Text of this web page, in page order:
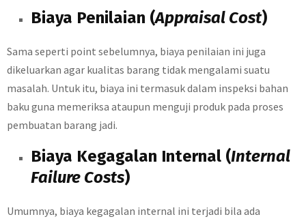
Biaya Penilaian (Appraisal Cost)
Sama seperti point sebelumnya, biaya penilaian ini juga
dikeluarkan agar kualitas barang tidak mengalami suatu
masalah. Untuk itu, biaya ini termasuk dalam inspeksi bahan
baku guna memeriksa ataupun menguji produk pada proses
pembuatan barang jadi.
Biaya Kegagalan Internal (Internal
Failure Costs)
Umumnya, biaya kegagalan internal ini terjadi bila ada